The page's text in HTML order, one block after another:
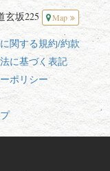
玄坂225
Map
関する規約/約款
に基づく表記
ポリシー